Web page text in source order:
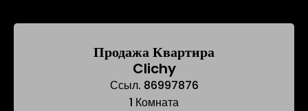
Продажа Квартира
Clichy
Ссыл. 86997876
1 Комната